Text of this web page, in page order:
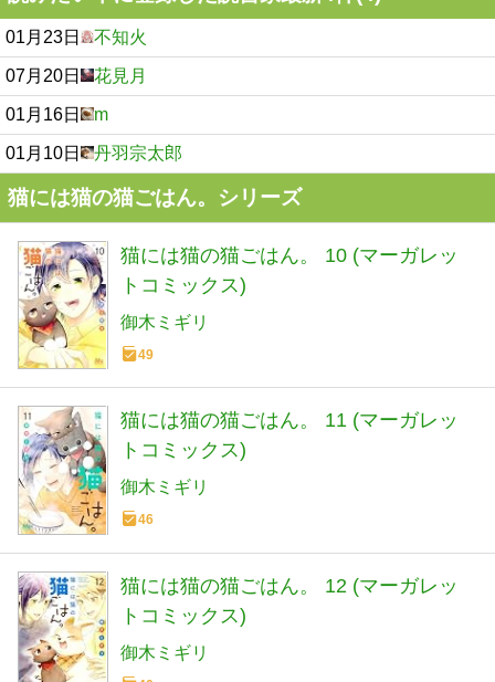
01月23日 不知火
07月20日 花見月
01月16日 m
01月10日 丹羽宗太郎
猫には猫の猫ごはん。シリーズ
猫には猫の猫ごはん。 10 (マーガレッ
トコミックス)
御木ミギリ
49
猫には猫の猫ごはん。 11 (マーガレッ
トコミックス)
御木ミギリ
46
猫には猫の猫ごはん。 12 (マーガレッ
トコミックス)
御木ミギリ